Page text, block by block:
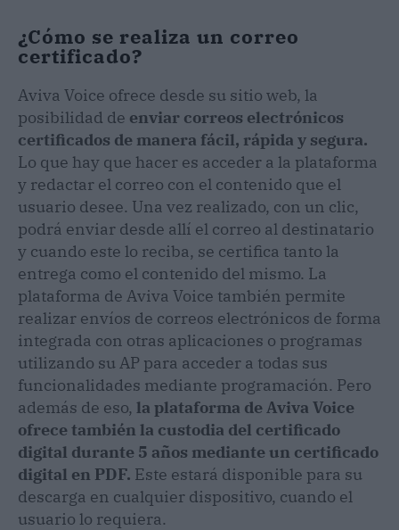
¿Cómo se realiza un correo
certificado?
Aviva Voice ofrece desde su sitio web, la
posibilidad de enviar correos electrónicos
certificados de manera fácil, rápida y segura.
Lo que hay que hacer es acceder a la plataforma
y redactar el correo con el contenido que el
usuario desee. Una vez realizado, con un clic,
podrá enviar desde allí el correo al destinatario
y cuando este lo reciba, se certifica tanto la
entrega como el contenido del mismo. La
plataforma de Aviva Voice también permite
realizar envíos de correos electrónicos de forma
integrada con otras aplicaciones o programas
utilizando su AP para acceder a todas sus
funcionalidades mediante programación. Pero
además de eso, la plataforma de Aviva Voice
ofrece también la custodia del certificado
digital durante 5 años mediante un certificado
digital en PDF. Este estará disponible para su
descarga en cualquier dispositivo, cuando el
usuario lo requiera.